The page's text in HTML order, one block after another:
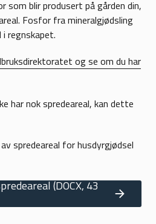
blir produsert på gården din,
Fosfor fra mineralgjødsling
regnskapet.
og se om du har
har nok spredeareal, kan dette
spredeareal for husdyrgjødsel
(DOCX, 43